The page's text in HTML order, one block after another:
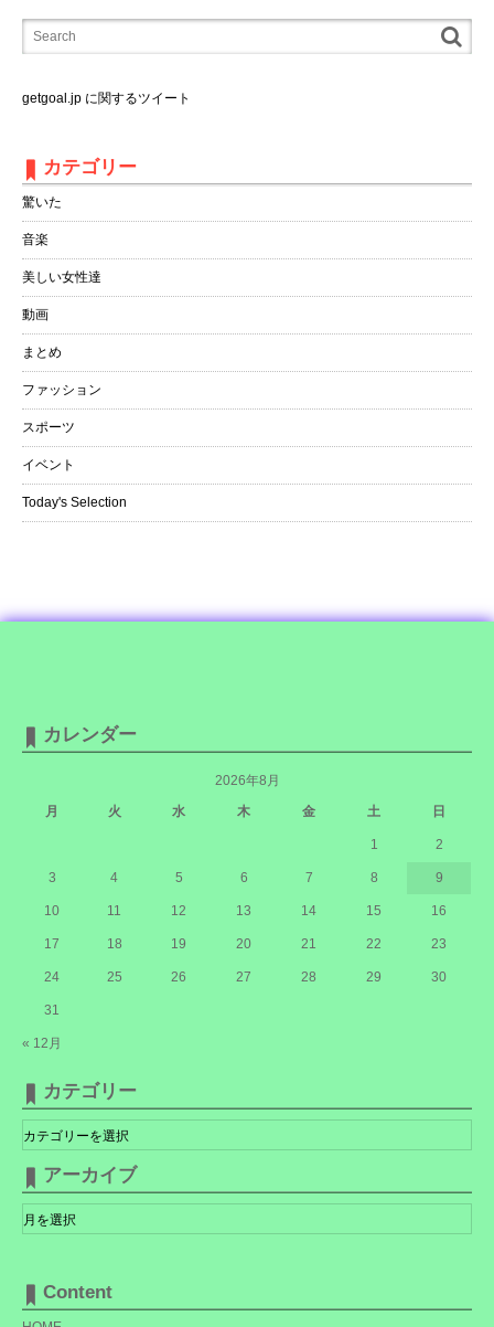
getgoal.jp に関するツイート
カテゴリー
驚いた
音楽
美しい女性達
動画
まとめ
ファッション
スポーツ
イベント
Today's Selection
カレンダー
2026年8月
月
火 水 木 金 土 日
« 12月
1 2
3 4 5 6 7 8 9
10 11 12 13 14 15 16
17 18 19 20 21 22 23
24 25 26 27 28 29 30
31
カテゴリー
テ
ゴ
リ
ー
アーカイブ
ー
カ
Content